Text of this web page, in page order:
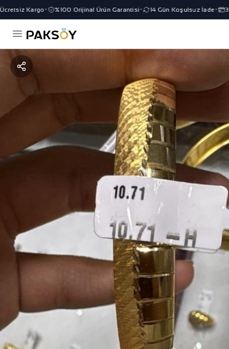
Kargo✦ %100 Orijinal Ürün Garantisi✦ 14 Gün Koşulsuz İade ✦ 3